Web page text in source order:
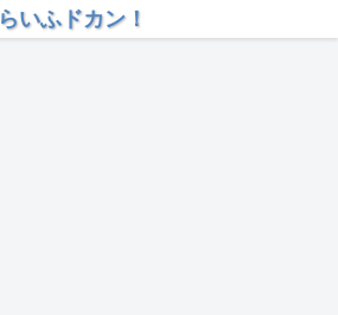
らいふドカン！